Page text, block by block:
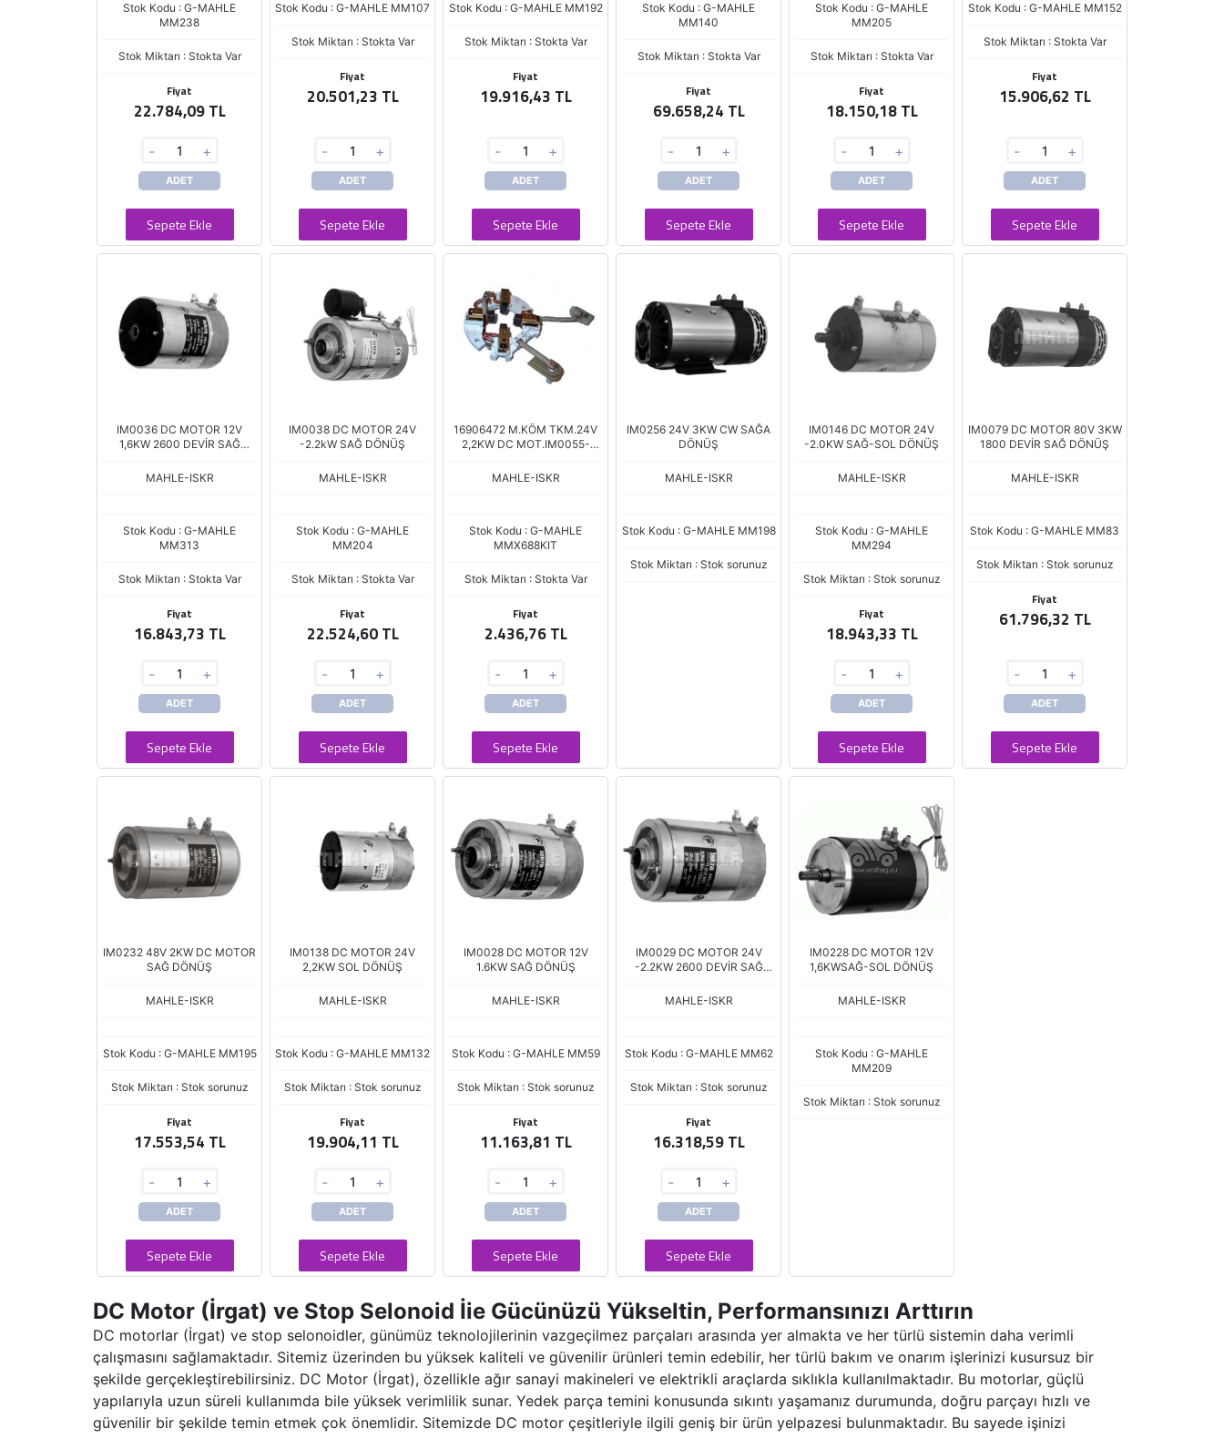
Stok Kodu : G-MAHLE
MM238
Stok Miktarı : Stokta Var
Fiyat
22.784,09 TL
- +
ADET
Sepete Ekle
Stok Kodu : G-MAHLE MM107
Stok Miktarı : Stokta Var
Fiyat
20.501,23 TL
- +
ADET
Sepete Ekle
Stok Kodu : G-MAHLE MM192
Stok Miktarı : Stokta Var
Fiyat
19.916,43 TL
- +
ADET
Sepete Ekle
Stok Kodu : G-MAHLE
MM140
Stok Miktarı : Stokta Var
Fiyat
69.658,24 TL
- +
ADET
Sepete Ekle
Stok Kodu : G-MAHLE
MM205
Stok Miktarı : Stokta Var
Fiyat
18.150,18 TL
- +
ADET
Sepete Ekle
Stok Kodu : G-MAHLE MM152
Stok Miktarı : Stokta Var
Fiyat
15.906,62 TL
- +
ADET
Sepete Ekle
IM0036 DC MOTOR 12V
1,6KW 2600 DEVİR SAĞ
MAHLE-ISKR
Stok Kodu : G-MAHLE
MM313
Stok Miktarı : Stokta Var
Fiyat
16.843,73 TL
- +
ADET
Sepete Ekle
IM0038 DC MOTOR 24V
-2.2kW SAĞ DÖNÜŞ
MAHLE-ISKR
Stok Kodu : G-MAHLE
MM204
Stok Miktarı : Stokta Var
Fiyat
22.524,60 TL
- +
ADET
Sepete Ekle
16906472 M.KÖM TKM.24V
2,2KW DC MOT.IM0055-
MAHLE-ISKR
Stok Kodu : G-MAHLE
MMX688KIT
Stok Miktarı : Stokta Var
Fiyat
2.436,76 TL
- +
ADET
Sepete Ekle
IM0256 24V 3KW CW SAĞA
DÖNÜŞ
MAHLE-ISKR
Stok Kodu : G-MAHLE MM198
Stok Miktarı : Stok sorunuz
IM0146 DC MOTOR 24V
-2.0KW SAĞ-SOL DÖNÜŞ
MAHLE-ISKR
Stok Kodu : G-MAHLE
MM294
Stok Miktarı : Stok sorunuz
Fiyat
18.943,33 TL
- +
ADET
Sepete Ekle
IM0079 DC MOTOR 80V 3KW
1800 DEVİR SAĞ DÖNÜŞ
MAHLE-ISKR
Stok Kodu : G-MAHLE MM83
Stok Miktarı : Stok sorunuz
Fiyat
61.796,32 TL
- +
ADET
Sepete Ekle
IM0232 48V 2KW DC MOTOR
SAĞ DÖNÜŞ
MAHLE-ISKR
Stok Kodu : G-MAHLE MM195
Stok Miktarı : Stok sorunuz
Fiyat
17.553,54 TL
- +
ADET
Sepete Ekle
IM0138 DC MOTOR 24V
2,2KW SOL DÖNÜŞ
MAHLE-ISKR
Stok Kodu : G-MAHLE MM132
Stok Miktarı : Stok sorunuz
Fiyat
19.904,11 TL
- +
ADET
Sepete Ekle
IM0028 DC MOTOR 12V
1.6KW SAĞ DÖNÜŞ
MAHLE-ISKR
Stok Kodu : G-MAHLE MM59
Stok Miktarı : Stok sorunuz
Fiyat
11.163,81 TL
- +
ADET
Sepete Ekle
IM0029 DC MOTOR 24V
-2.2KW 2600 DEVİR SAĞ
MAHLE-ISKR
Stok Kodu : G-MAHLE MM62
Stok Miktarı : Stok sorunuz
Fiyat
16.318,59 TL
- +
ADET
Sepete Ekle
IM0228 DC MOTOR 12V
1,6KWSAĞ-SOL DÖNÜŞ
MAHLE-ISKR
Stok Kodu : G-MAHLE
MM209
Stok Miktarı : Stok sorunuz
DC Motor (İrgat) ve Stop Selonoid İie Gücünüzü Yükseltin, Performansınızı Arttırın
DC motorlar (İrgat) ve stop selonoidler, günümüz teknolojilerinin vazgeçilmez parçaları arasında yer almakta ve her türlü sistemin daha verimli
çalışmasını sağlamaktadır. Sitemiz üzerinden bu yüksek kaliteli ve güvenilir ürünleri temin edebilir, her türlü bakım ve onarım işlerinizi kusursuz bir
şekilde gerçekleştirebilirsiniz. DC Motor (İrgat), özellikle ağır sanayi makineleri ve elektrikli araçlarda sıklıkla kullanılmaktadır. Bu motorlar, güçlü
yapılarıyla uzun süreli kullanımda bile yüksek verimlilik sunar. Yedek parça temini konusunda sıkıntı yaşamanız durumunda, doğru parçayı hızlı ve
güvenilir bir şekilde temin etmek çok önemlidir. Sitemizde DC motor çeşitleriyle ilgili geniş bir ürün yelpazesi bulunmaktadır. Bu sayede işinizi